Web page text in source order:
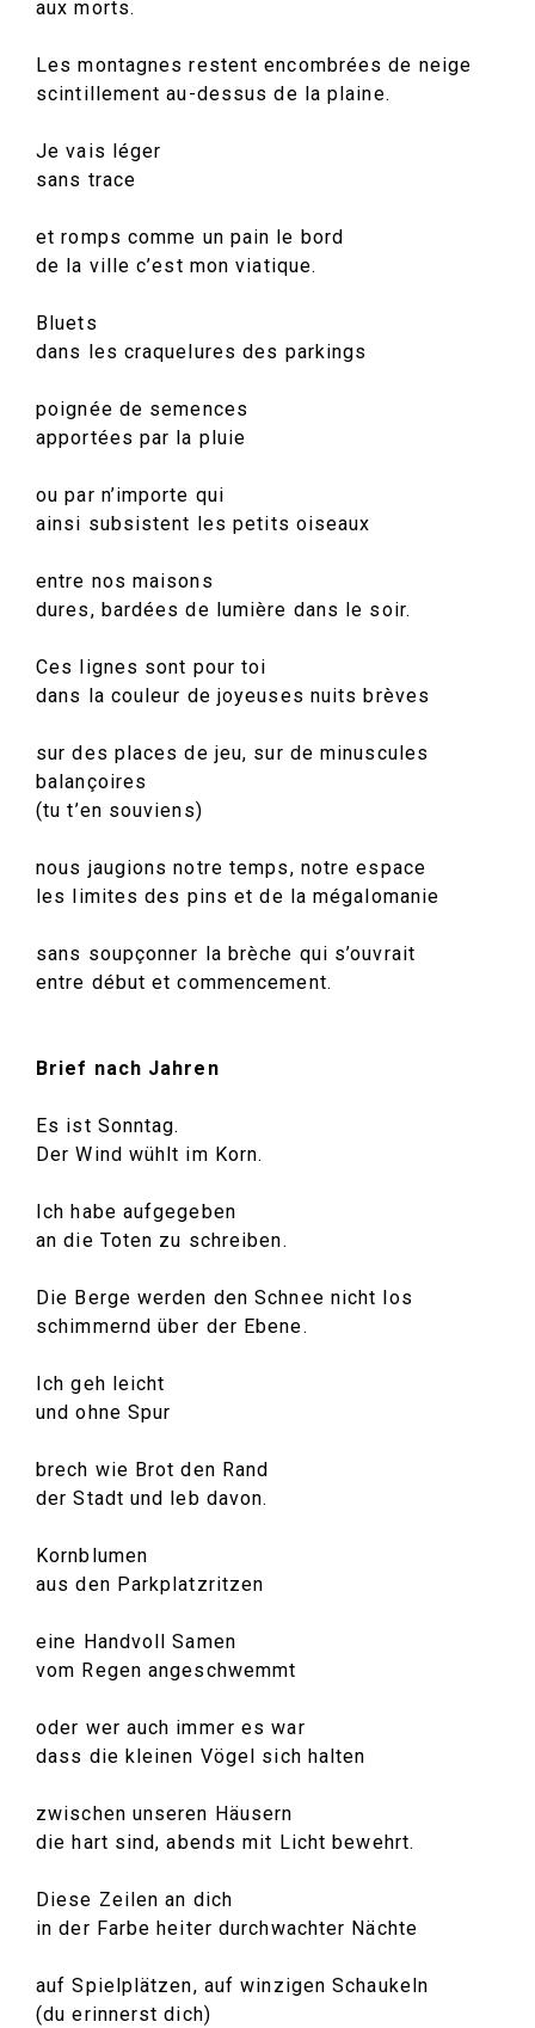
aux morts.
Les montagnes restent encombrées de neige
scintillement au-dessus de la plaine.
Je vais léger
sans trace
et romps comme un pain le bord
de la ville c’est mon viatique.
Bluets
dans les craquelures des parkings
poignée de semences
apportées par la pluie
ou par n’importe qui
ainsi subsistent les petits oiseaux
entre nos maisons
dures, bardées de lumière dans le soir.
Ces lignes sont pour toi
dans la couleur de joyeuses nuits brèves
sur des places de jeu, sur de minuscules
balançoires
(tu t’en souviens)
nous jaugions notre temps, notre espace
les limites des pins et de la mégalomanie
sans soupçonner la brèche qui s’ouvrait
entre début et commencement.
Brief nach Jahren
Es ist Sonntag.
Der Wind wühlt im Korn.
Ich habe aufgegeben
an die Toten zu schreiben.
Die Berge werden den Schnee nicht los
schimmernd über der Ebene.
Ich geh leicht
und ohne Spur
brech wie Brot den Rand
der Stadt und leb davon.
Kornblumen
aus den Parkplatzritzen
eine Handvoll Samen
vom Regen angeschwemmt
oder wer auch immer es war
dass die kleinen Vögel sich halten
zwischen unseren Häusern
die hart sind, abends mit Licht bewehrt.
Diese Zeilen an dich
in der Farbe heiter durchwachter Nächte
auf Spielplätzen, auf winzigen Schaukeln
(du erinnerst dich)